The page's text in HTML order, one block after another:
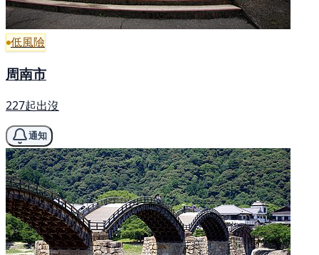
低風險
周南市
227起出沒
通知